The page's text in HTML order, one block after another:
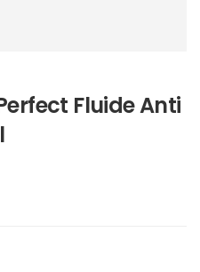
Fluide Anti